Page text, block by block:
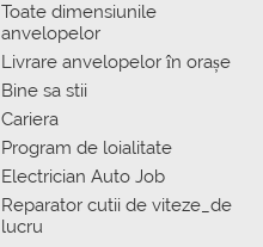
Toate dimensiunile
anvelopelor
Livrare anvelopelor în orașe
Bine sa stii
Cariera
Program de loialitate
Electrician Auto Job
Reparator cutii de viteze_de
lucru